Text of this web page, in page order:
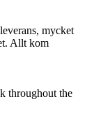
mycket
Allt kom
throughout the